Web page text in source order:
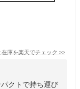
在庫を楽天でチェック >>
クトで持ち運び